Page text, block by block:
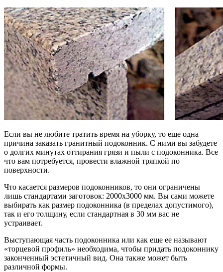
Если вы не любите тратить время на уборку, то еще одна
причина заказать гранитный подоконник. С ними вы забудете
о долгих минутах оттирания грязи и пыли с подоконника. Все
что вам потребуется, провести влажной тряпкой по
поверхности.
Что касается размеров подоконников, то они ограничены
лишь стандартами заготовок: 2000х3000 мм. Вы сами можете
выбирать как размер подоконника (в пределах допустимого),
так и его толщину, если стандартная в 30 мм вас не
устраивает.
Выступающая часть подоконника или как еще ее называют
«торцевой профиль» необходима, чтобы придать подоконнику
законченный эстетичный вид. Она также может быть
различной формы.